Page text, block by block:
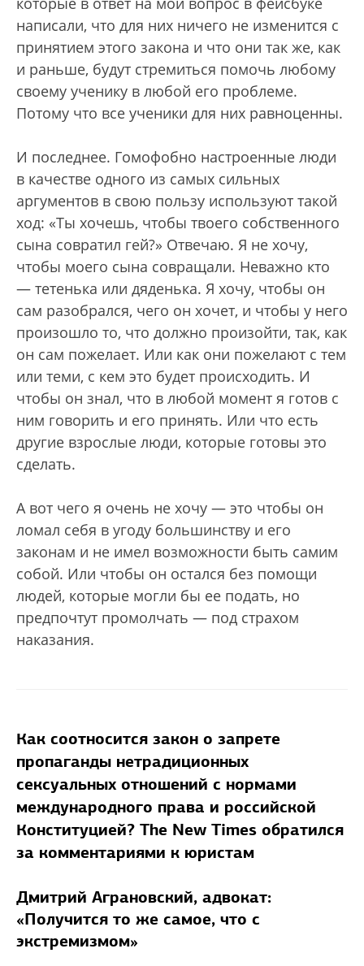
написали, что для них ничего не изменится с
принятием этого закона и что они так же, как
и раньше, будут стремиться помочь любому
своему ученику в любой его проблеме.
Потому что все ученики для них равноценны.
И последнее. Гомофобно настроенные люди
в качестве одного из самых сильных
аргументов в свою пользу используют такой
ход: «Ты хочешь, чтобы твоего собственного
сына совратил гей?» Отвечаю. Я не хочу,
чтобы моего сына совращали. Неважно кто
— тетенька или дяденька. Я хочу, чтобы он
сам разобрался, чего он хочет, и чтобы у него
произошло то, что должно произойти, так, как
он сам пожелает. Или как они пожелают с тем
или теми, с кем это будет происходить. И
чтобы он знал, что в любой момент я готов с
ним говорить и его принять. Или что есть
другие взрослые люди, которые готовы это
сделать.
А вот чего я очень не хочу — это чтобы он
ломал себя в угоду большинству и его
законам и не имел возможности быть самим
собой. Или чтобы он остался без помощи
людей, которые могли бы ее подать, но
предпочтут промолчать — под страхом
наказания.
Как соотносится закон о запрете
пропаганды нетрадиционных
сексуальных отношений с нормами
международного права и российской
Конституцией? The New Times обратился
за комментариями к юристам
Дмитрий Аграновский, адвокат:
«Получится то же самое, что с
экстремизмом»